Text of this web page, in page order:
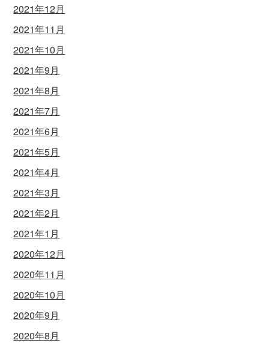
2021年12月
2021年11月
2021年10月
2021年9月
2021年8月
2021年7月
2021年6月
2021年5月
2021年4月
2021年3月
2021年2月
2021年1月
2020年12月
2020年11月
2020年10月
2020年9月
2020年8月